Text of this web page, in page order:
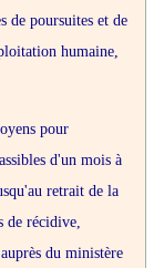
de poursuites et de
humaine,
pour
d'un mois à
retrait de la
de récidive,
du ministère